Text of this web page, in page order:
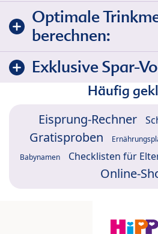
Optimale
berechnen:
Exklusive Spar-
Häufig
Eisprung-Rechner
Gratisproben
Babynamen Checklisten für
Online-